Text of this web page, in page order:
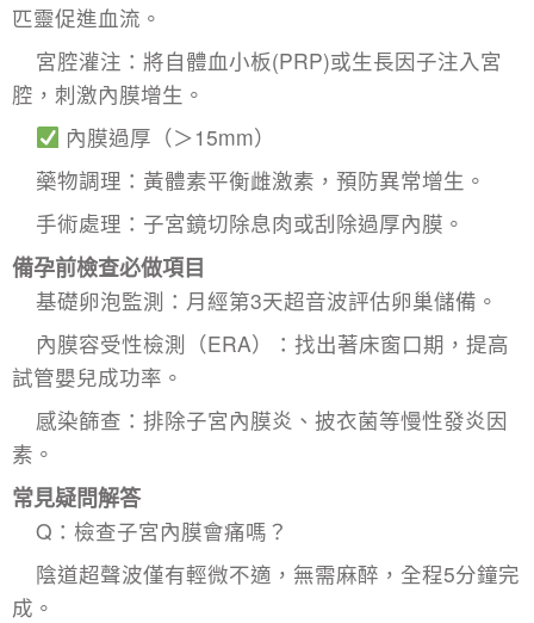
匹靈促進血流。
​宮腔灌注：將自體血小板(PRP)或生長因子注入宮
腔，刺激內膜增生。
​內膜過厚（＞15mm）​
​藥物調理：黃體素平衡雌激素，預防異常增生。
​手術處理：子宮鏡切除息肉或刮除過厚內膜。
備孕前檢查必做項目
​基礎卵泡監測：月經第3天超音波評估卵巢儲備。
​內膜容受性檢測（ERA）​：找出著床窗口期，提高
試管嬰兒成功率。
​感染篩查：排除子宮內膜炎 、披衣菌等慢性發炎因
素。
常見疑問解答
Q：檢查子宮內膜會痛嗎？
陰道超聲波僅有輕微不適，無需麻醉，全程5分鐘完
成。